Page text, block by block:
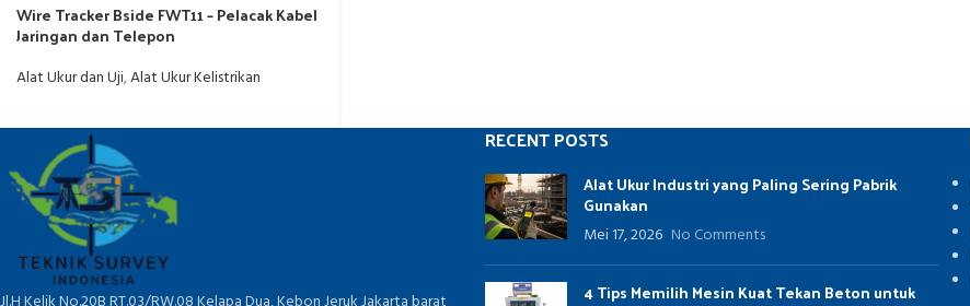
Wire Tracker Bside FWT11 – Pelacak Kabel
Jaringan dan Telepon
Alat Ukur dan Uji,Alat Ukur Kelistrikan
RECENT POSTS
Alat Ukur Industri yang Paling Sering Pabrik
Gunakan
Mei 17, 2026 No Comments
4 Tips Memilih Mesin Kuat Tekan Beton untuk